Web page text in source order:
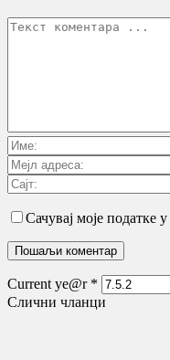
Сачувај моје податке
Current ye@r *
Слични чланци